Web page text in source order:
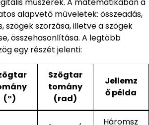
műszerek. A matematikában a
alapvető műveletek: összeadás,
szögek szorzása, illetve a szögek
összehasonlítása. A legtöbb
egy részét jelenti:
(°)
Szögtar
tomány
(rad)
Jellemz
ő példa
Háromsz